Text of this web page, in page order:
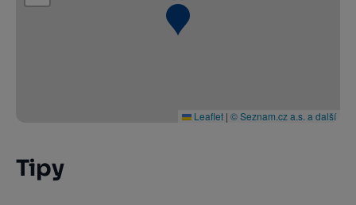
Leaflet | © Seznam.cz a.s. a další
Tipy